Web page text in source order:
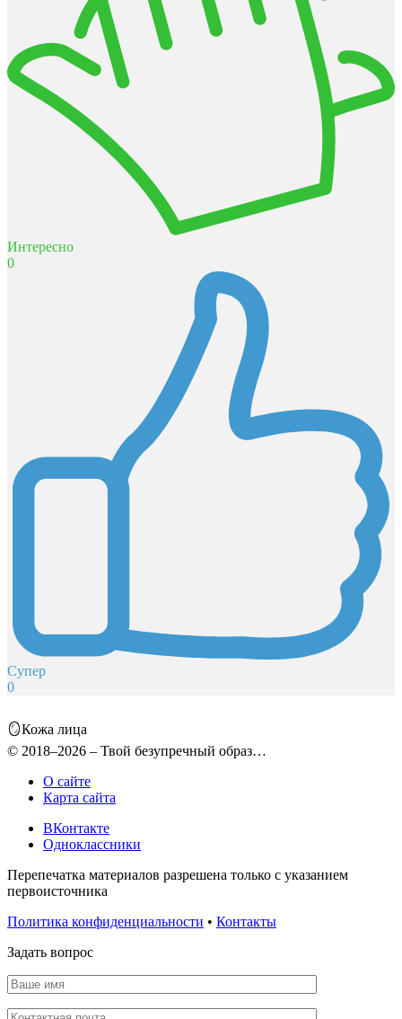
Интересно
0
Супер
0
🪞Кожа лица
© 2018–2026 – Твой безупречный образ…
О сайте
Карта сайта
ВКонтакте
Одноклассники
Перепечатка материалов разрешена только с указанием
первоисточника
Политика конфиденциальности • Контакты
Задать вопрос